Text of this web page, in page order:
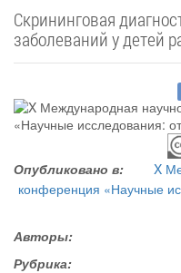
Скрининговая
заболеваний у детей
Опубликовано в:
X
конференция «Научные
Авторы:
Рубрика: